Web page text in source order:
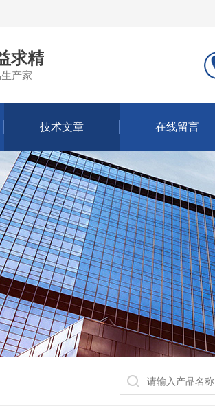
求精
产家
技术文章 在线留言